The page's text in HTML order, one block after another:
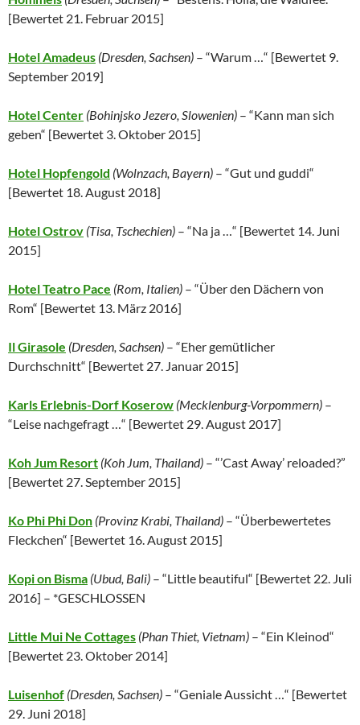
[Bewertet 21. Februar 2015]
Hotel Amadeus (Dresden, Sachsen) – “Warum …“ [Bewertet 9.
September 2019]
Hotel Center (Bohinjsko Jezero, Slowenien) – “Kann man sich
geben“ [Bewertet 3. Oktober 2015]
Hotel Hopfengold (Wolnzach, Bayern) – “Gut und guddi“
[Bewertet 18. August 2018]
Hotel Ostrov (Tisa, Tschechien) – “Na ja …“ [Bewertet 14. Juni
2015]
Hotel Teatro Pace (Rom, Italien) – “Über den Dächern von
Rom“ [Bewertet 13. März 2016]
Il Girasole (Dresden, Sachsen) – “Eher gemütlicher
Durchschnitt“ [Bewertet 27. Januar 2015]
Karls Erlebnis-Dorf Koserow (Mecklenburg-Vorpommern) –
“Leise nachgefragt …“ [Bewertet 29. August 2017]
Koh Jum Resort (Koh Jum, Thailand) – “’Cast Away’ reloaded?”
[Bewertet 27. September 2015]
Ko Phi Phi Don (Provinz Krabi, Thailand) – “Überbewertetes
Fleckchen“ [Bewertet 16. August 2015]
Kopi on Bisma (Ubud, Bali) – “Little beautiful“ [Bewertet 22. Juli
2016] – *GESCHLOSSEN
Little Mui Ne Cottages (Phan Thiet, Vietnam) – “Ein Kleinod“
[Bewertet 23. Oktober 2014]
Luisenhof (Dresden, Sachsen) – “Geniale Aussicht …“ [Bewertet
29. Juni 2018]